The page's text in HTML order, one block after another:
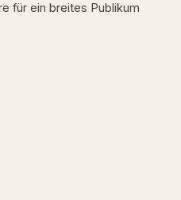
für ein breites Publikum